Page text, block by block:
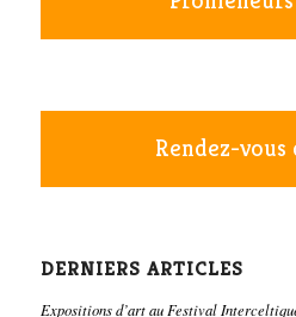
Rendez-vous
DERNIERS ARTICLES
Expositions d’art au Festival